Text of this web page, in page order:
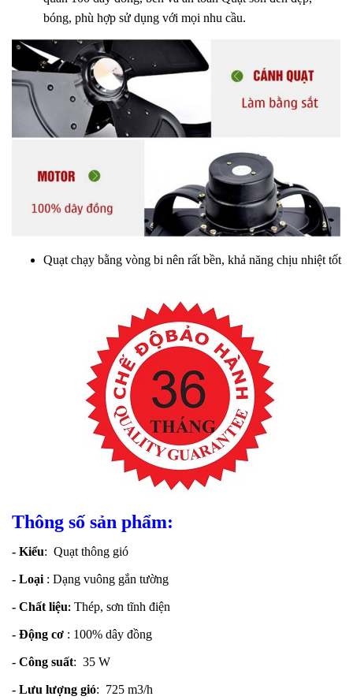
bóng, phù hợp sử dụng với mọi nhu cầu.
Quạt chạy bằng vòng bi nên rất bền, khả năng chịu nhiệt tốt
Thông số sản phẩm:
- Kiểu: Quạt thông gió
- Loại : Dạng vuông gắn tường
- Chất liệu: Thép, sơn tĩnh điện
- Động cơ : 100% dây đồng
- Công suất: 35 W
- Lưu lượng gió: 725 m3/h